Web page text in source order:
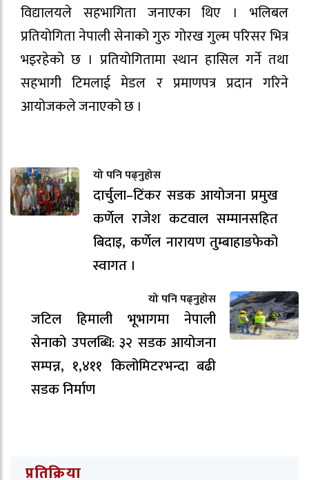
विद्यालयले सहभागिता जनाएका थिए । भलिबल
प्रतियोगिता नेपाली सेनाको गुरु गोरख गुल्म परिसर भित्र
भइरहेको छ । प्रतियोगितामा स्थान हासिल गर्ने तथा
सहभागी टिमलाई मेडल र प्रमाणपत्र प्रदान गरिने
आयोजकले जनाएको छ ।
यो पनि पढ्नुहोस
दार्चुला–टिंकर सडक आयोजना प्रमुख
कर्णेल राजेश कटवाल सम्मानसहित
बिदाइ, कर्णेल नारायण तुम्बाहाङफेको
स्वागत ।
यो पनि पढ्नुहोस
जटिल हिमाली भूभागमा नेपाली
सेनाको उपलब्धि: ३२ सडक आयोजना
सम्पन्न, १,४११ किलोमिटरभन्दा बढी
सडक निर्माण
प्रतिक्रिया